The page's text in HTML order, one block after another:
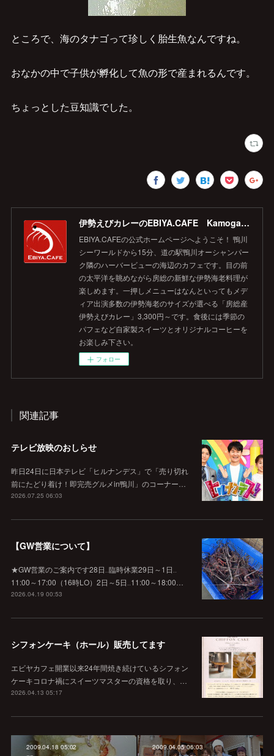
ところで、海のタナゴって珍しく胎生魚なんですね。
おなかの中で子供が孵化して魚の形で産まれるんです。
ちょっとした豆知識でした。
伊勢えびカレーのEBIYA.CAFE Kamogawa 【公式】
EBIYA.CAFEの公式ホームページへようこそ！ 鴨川
シーワールドから15分、道の駅鴨川オーシャンパー
ク隣のハーバービューの海辺のカフェです。目の前
の太平洋を眺めながら房総の新鮮な伊勢海老料理が
楽しめます。一押しメニューはなんといってもメデ
ィア出演多数の伊勢海老のサイズが選べる「房総産
伊勢えびカレー」3,300円～です。食後には季節の
パフェなど自家製スイーツとオリジナルコーヒーを
お楽しみ下さい。
フォロー
関連記事
テレビ放映のおしらせ
昨日24日に日本テレビ「ヒルナンデス」で「売り切れ
前にたどり着け！即完売グルメin鴨川」のコーナー…
2026.07.25 06:03
【GW営業について】
★GW営業のご案内です28日‥臨時休業29日～1日‥
11:00～17:00（16時LO）2日～5日‥11:00～18:00…
2026.04.19 00:53
シフォンケーキ（ホール）販売してます
エビヤカフェ開業以来24年間焼き続けているシフォン
ケーキコロナ禍にスイーツマスターの資格を取り、…
2026.04.13 05:17
2009.04.18 05:02 2009.04.05 06:03